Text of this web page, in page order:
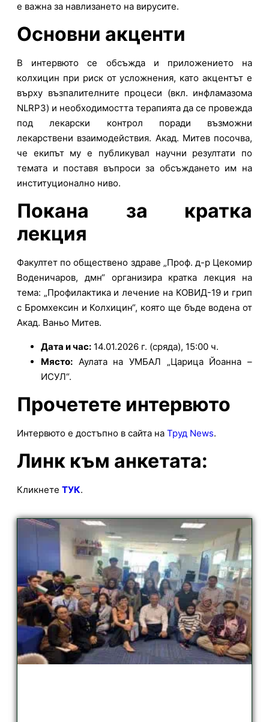
е важна за навлизането на вирусите.
Основни акценти
В интервюто се обсъжда и приложението на
колхицин при риск от усложнения, като акцентът е
върху възпалителните процеси (вкл. инфламазома
NLRP3) и необходимостта терапията да се провежда
под лекарски контрол поради възможни
лекарствени взаимодействия. Акад. Митев посочва,
че екипът му е публикувал научни резултати по
темата и поставя въпроси за обсъждането им на
институционално ниво.
Покана за кратка
лекция
Факултет по обществено здраве „Проф. д-р Цекомир
Воденичаров, дмн“ организира кратка лекция на
тема: „Профилактика и лечение на КОВИД-19 и грип
с Бромхексин и Колхицин“, която ще бъде водена от
Акад. Ваньо Митев.
Дата и час: 14.01.2026 г. (сряда), 15:00 ч.
Място: Аулата на УМБАЛ „Царица Йоанна –
ИСУЛ“.
Прочетете интервюто
Интервюто е достъпно в сайта на Труд News.
Линк към анкетата:
Кликнете ТУК.